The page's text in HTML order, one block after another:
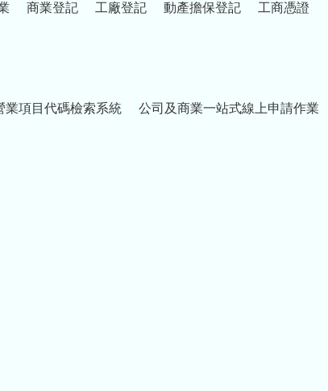
商業登記 工廠登記 動產擔保登記 工商憑證
業項目代碼檢索系統 公司及商業一站式線上申請作業